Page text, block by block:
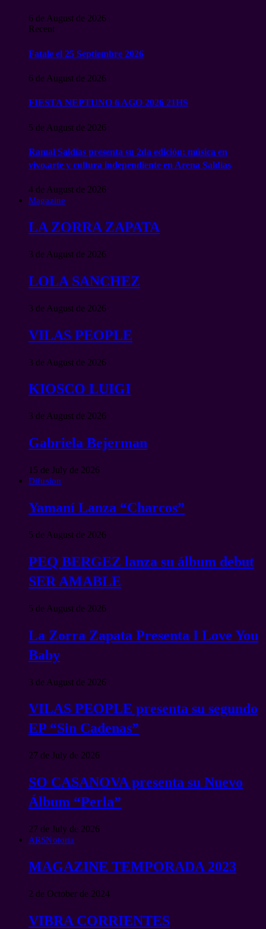
6 de August de 2026
Recent
Fatale el 25 Septiembre 2026
6 de August de 2026
FIESTA NEPTUNO 6 AGO 2026 21HS
5 de August de 2026
Ramal Saldías presenta su 2da edición: música en
vivo,arte y cultura independiente en Arena Saldías
4 de August de 2026
Magazine
LA ZORRA ZAPATA
3 de August de 2026
LOLA SANCHEZ
3 de August de 2026
VILAS PEOPLE
3 de August de 2026
KIOSCO LUIGI
3 de August de 2026
Gabriela Bejerman
15 de July de 2026
Difusion
Yamaní Lanza “Charcos”
5 de August de 2026
PEQ BERGEZ lanza su álbum debut
SER AMABLE
5 de August de 2026
La Zorra Zapata Presenta I Love You
Baby
3 de August de 2026
VILAS PEOPLE presenta su segundo
EP “Sin Cadenas”
27 de July de 2026
SO CASANOVA presenta su Nuevo
Álbum “Perla”
27 de July de 2026
ARSNotoria
MAGAZINE TEMPORADA 2023
2 de October de 2024
VIBRA CORRIENTES